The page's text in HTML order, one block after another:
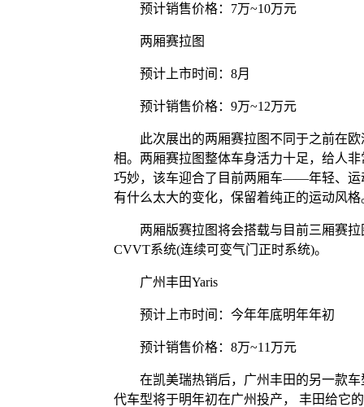
预计销售价格：7万~10万元
两厢赛拉图
预计上市时间：8月
预计销售价格：9万~12万元
此次展出的两厢赛拉图不同于之前在欧
相。两厢赛拉图整体车身活力十足，给人
巧妙，该车迎合了目前两厢车——年轻、运
有什么太大的变化，保留着纯正的运动风格
两厢版赛拉图将会搭载与目前三厢赛拉
CVVT系统(连续可变气门正时系统)。
广州丰田Yaris
预计上市时间：今年年底明年年初
预计销售价格：8万~11万元
在凯美瑞热销后，广州丰田的另一款车
代车型将于明年初在广州投产， 丰田给它